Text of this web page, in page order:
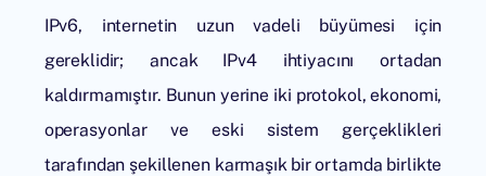
IPv6, internetin uzun vadeli büyümesi için
gereklidir; ancak IPv4 ihtiyacını ortadan
kaldırmamıştır. Bunun yerine iki protokol, ekonomi,
operasyonlar ve eski sistem gerçeklikleri
tarafından şekillenen karmaşık bir ortamda birlikte